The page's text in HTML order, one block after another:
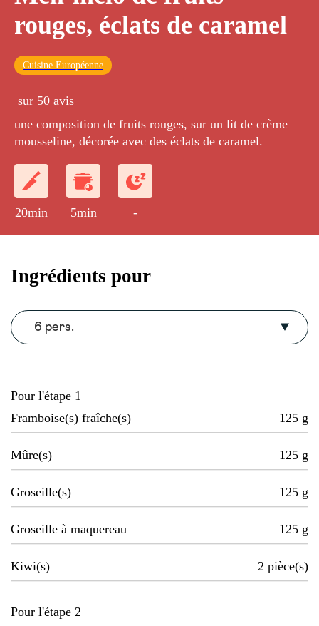
rouges, éclats de caramel
Cuisine Européenne
sur 50 avis
une composition de fruits rouges, sur un lit de crème
mousseline, décorée avec des éclats de caramel.
20min 5min -
Ingrédients pour
6 pers.
Pour l'étape 1
Framboise(s) fraîche(s)
125 g
Mûre(s) 125 g
Groseille(s) 125 g
Groseille à maquereau 125 g
Kiwi(s) 2 pièce(s)
Pour l'étape 2